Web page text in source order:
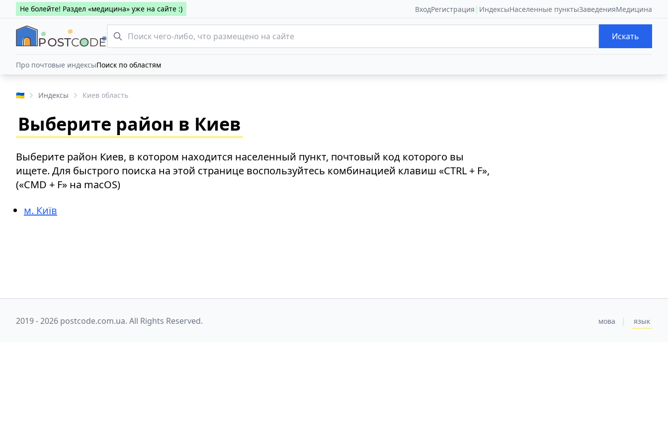
Не болейте! Раздел «медицина» уже на сайте :) ВходРегистрация | ИндексыНаселенные пунктыЗаведенияМедицина
Искать
Про почтовые индексыПоиск по областям
🇺🇦 Индексы Киев область
Выберите район в Киев
Выберите район Киев, в котором находится населенный пункт, почтовый код которого вы
ищете. Для быстрого поиска на этой странице воспользуйтесь комбинацией клавиш «CTRL + F»,
(«CMD + F» на macOS)
м. Київ
2019 - 2026 postcode.com.ua. All Rights Reserved. мова | язык